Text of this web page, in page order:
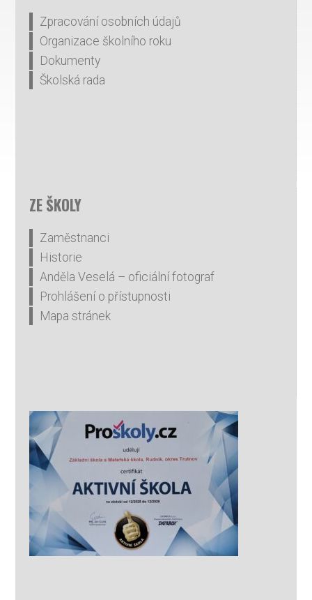
Zpracování osobních údajů
Organizace školního roku
Dokumenty
Školská rada
ZE ŠKOLY
Zaměstnanci
Historie
Anděla Veselá – oficiální fotograf
Prohlášení o přístupnosti
Mapa stránek